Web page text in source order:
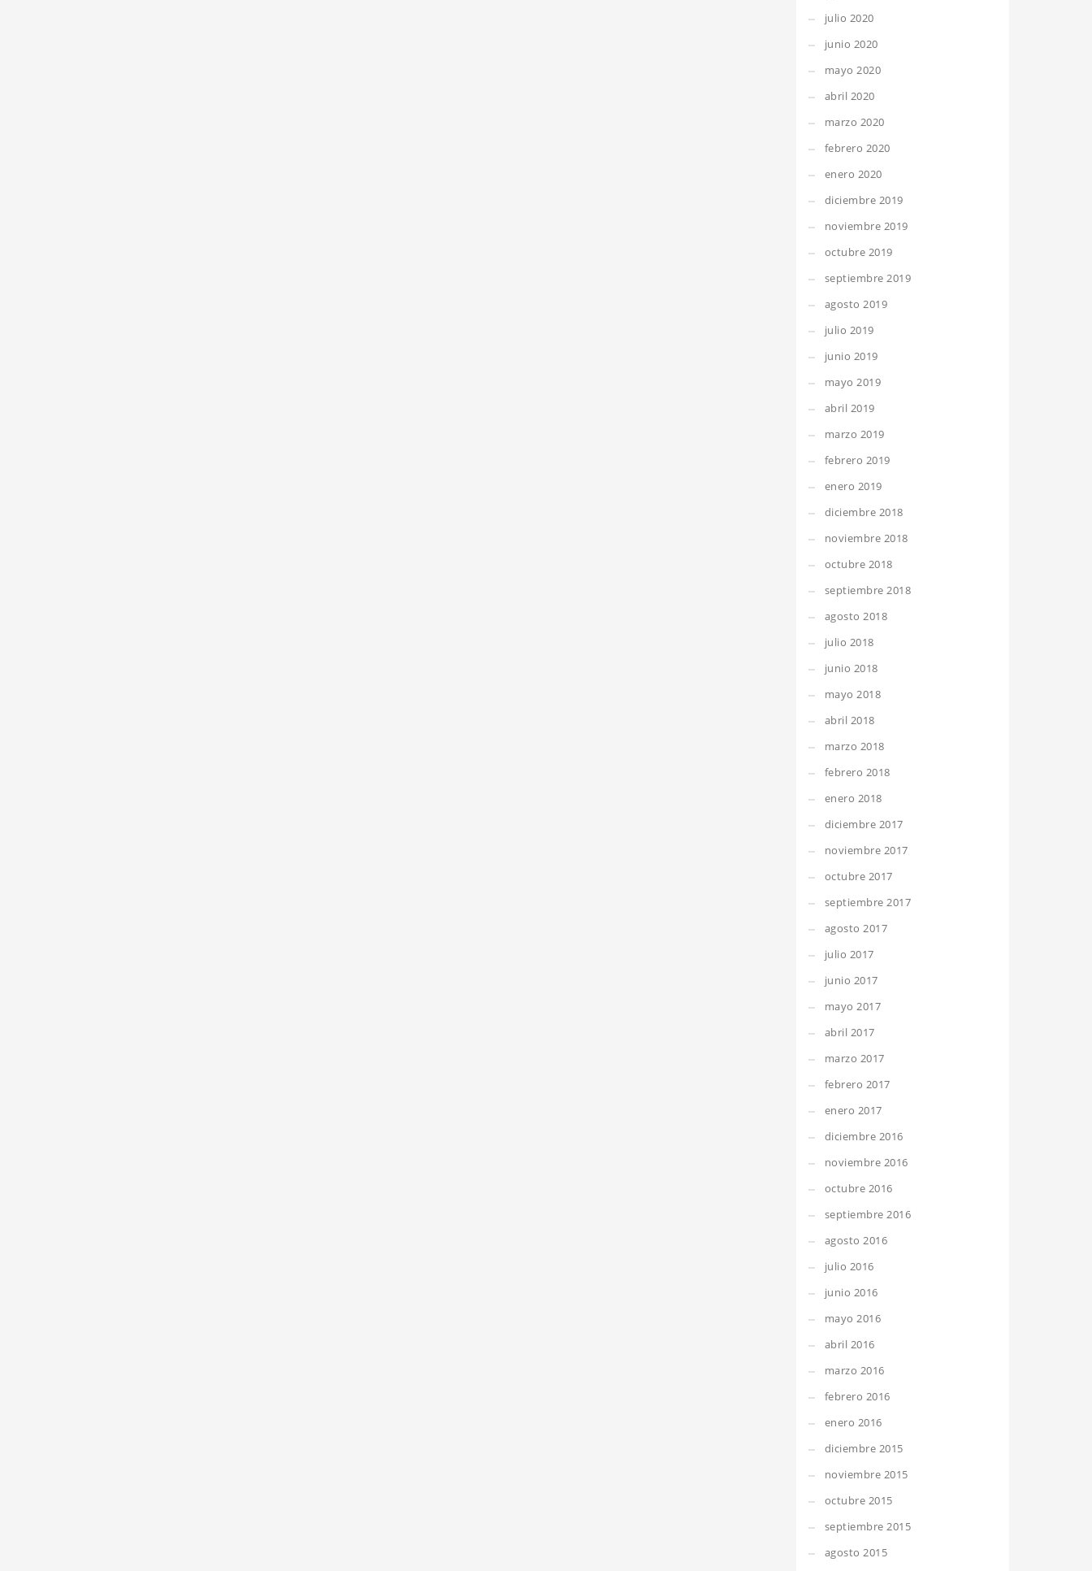
julio 2020
junio 2020
mayo 2020
abril 2020
marzo 2020
febrero 2020
enero 2020
diciembre 2019
noviembre 2019
octubre 2019
septiembre 2019
agosto 2019
julio 2019
junio 2019
mayo 2019
abril 2019
marzo 2019
febrero 2019
enero 2019
diciembre 2018
noviembre 2018
octubre 2018
septiembre 2018
agosto 2018
julio 2018
junio 2018
mayo 2018
abril 2018
marzo 2018
febrero 2018
enero 2018
diciembre 2017
noviembre 2017
octubre 2017
septiembre 2017
agosto 2017
julio 2017
junio 2017
mayo 2017
abril 2017
marzo 2017
febrero 2017
enero 2017
diciembre 2016
noviembre 2016
octubre 2016
septiembre 2016
agosto 2016
julio 2016
junio 2016
mayo 2016
abril 2016
marzo 2016
febrero 2016
enero 2016
diciembre 2015
noviembre 2015
octubre 2015
septiembre 2015
agosto 2015